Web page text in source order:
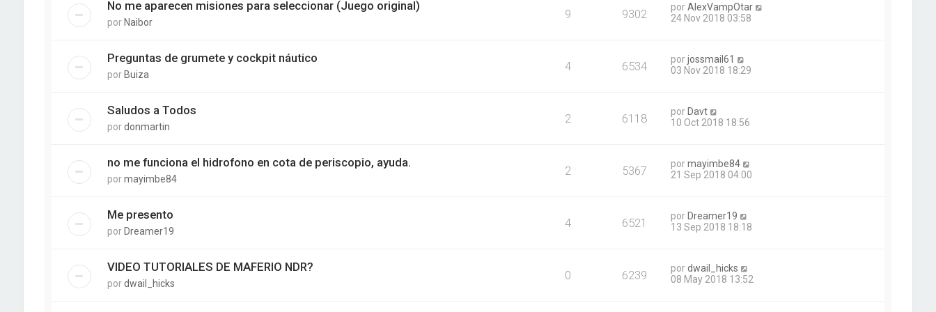
No me aparecen misiones para seleccionar (Juego original)
por Naibor
9 9302 porAlexVampOtar
24 Nov 2018 03:58
Preguntas de grumete y cockpit náutico
por Buiza
4 6534 porjossmail61
03 Nov 2018 18:29
Saludos a Todos
pordonmartin
2 6118 por Davt
10 Oct 2018 18:56
no me funciona el hidrofono en cota de periscopio, ayuda.
pormayimbe84
2 5367 pormayimbe84
21 Sep 2018 04:00
Me presento
por Dreamer19
4 6521 por Dreamer19
13 Sep 2018 18:18
VIDEO TUTORIALES DE MAFERIO NDR?
pordwail_hicks
0 6239 pordwail_hicks
08 May 2018 13:52